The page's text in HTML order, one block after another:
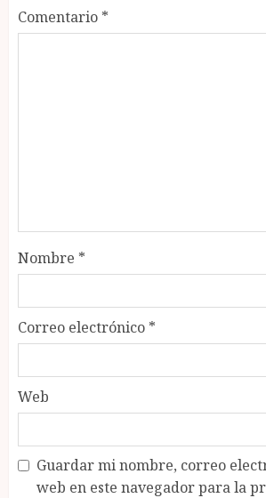
Comentario *
Nombre *
Correo electrónico *
Web
Guardar mi nombre, correo
web en este navegador para la